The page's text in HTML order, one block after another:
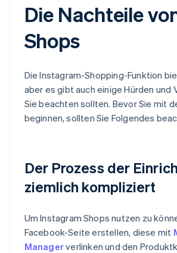
Die Nachteile
Shops
Die Instagram-Shopping-Funktion
aber es gibt auch einige Hürden und
Sie beachten sollten. Bevor Sie mit
beginnen, sollten Sie Folgendes
Der Prozess der
ziemlich kompliziert
Um Instagram Shops nutzen zu
Facebook-Seite erstellen, diese mit
Managerverlinken und den